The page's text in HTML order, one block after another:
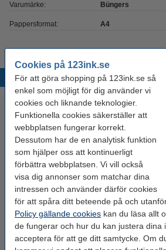
Cookies på 123ink.se
För att göra shopping på 123ink.se så
enkel som möjligt för dig använder vi
cookies och liknande teknologier.
Funktionella cookies säkerställer att
webbplatsen fungerar korrekt.
Dessutom har de en analytisk funktion
som hjälper oss att kontinuerligt
förbättra webbplatsen. Vi vill också
visa dig annonser som matchar dina
intressen och använder därför cookies
för att spåra ditt beteende på och
Policy gällande cookies kan du läsa allt
de fungerar och hur du kan justera dina
acceptera för att ge ditt samtycke. Om
Varumärke: Büngers
Pappersformat: A4
Populära produkter
Varumärket 123ink ersätter HP
410X (CF410X) svart toner hög
kapacitet
1 075 kr Inkl. 25% Moms